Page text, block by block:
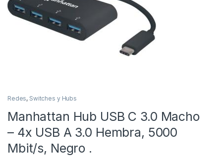
Redes, Switches y Hubs
Manhattan Hub USB C 3.0 Macho
– 4x USB A 3.0 Hembra, 5000
Mbit/s, Negro .